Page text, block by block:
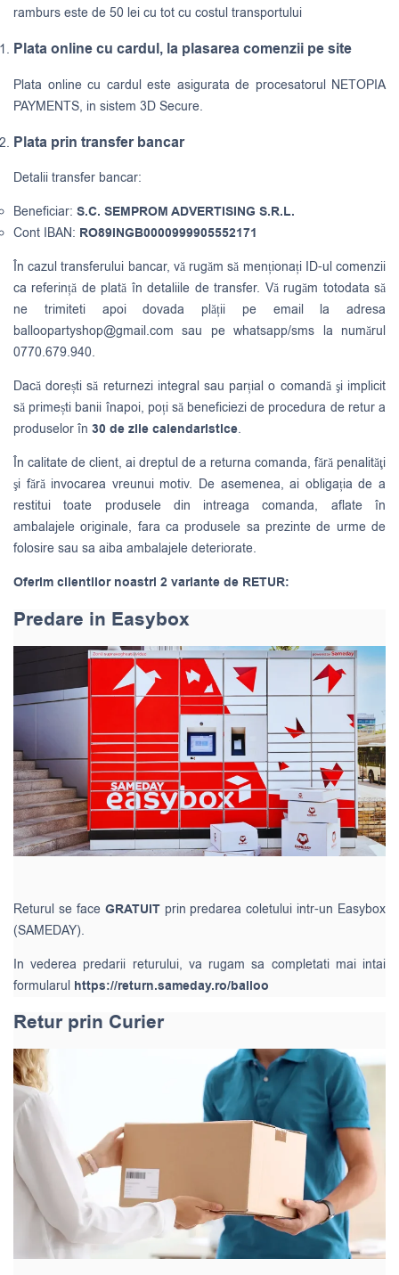
ramburs este de 50 lei cu tot cu costul transportului
Plata online cu cardul, la plasarea comenzii pe site
Plata online cu cardul este asigurata de procesatorul NETOPIA
PAYMENTS, in sistem 3D Secure.
Plata prin transfer bancar
Detalii transfer bancar:
Beneficiar: S.C. SEMPROM ADVERTISING S.R.L.
Cont IBAN: RO89INGB0000999905552171
În cazul transferului bancar, vă rugăm să menționați ID-ul comenzii
ca referință de plată în detaliile de transfer. Vă rugăm totodata să
ne trimiteti apoi dovada plății pe email la adresa
balloopartyshop@gmail.com sau pe whatsapp/sms la numărul
0770.679.940.
Dacă dorești să returnezi integral sau parțial o comandă şi implicit
să primești banii înapoi, poți să beneficiezi de procedura de retur a
produselor în 30 de zile calendaristice.
În calitate de client, ai dreptul de a returna comanda, fără penalităţi
şi fără invocarea vreunui motiv. De asemenea, ai obligația de a
restitui toate produsele din intreaga comanda, aflate în
ambalajele originale, fara ca produsele sa prezinte de urme de
folosire sau sa aiba ambalajele deteriorate.
Oferim clientilor noastri 2 variante de RETUR:
Predare in Easybox
Returul se face GRATUIT prin predarea coletului intr-un Easybox
(SAMEDAY).
In vederea predarii returului, va rugam sa completati mai intai
formularul https://return.sameday.ro/balloo
Retur prin Curier